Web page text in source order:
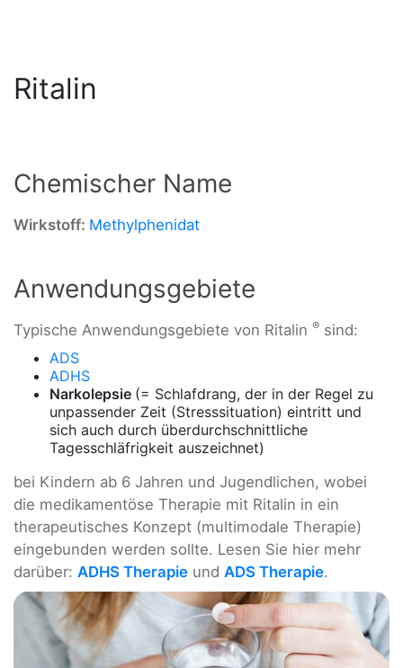
Ritalin
Chemischer Name
Wirkstoff: Methylphenidat
Anwendungsgebiete
Typische Anwendungsgebiete von Ritalin ® sind:
ADS
ADHS
Narkolepsie (= Schlafdrang, der in der Regel zu
unpassender Zeit (Stresssituation) eintritt und
sich auch durch überdurchschnittliche
Tagesschläfrigkeit auszeichnet)
bei Kindern ab 6 Jahren und Jugendlichen, wobei
die medikamentöse Therapie mit Ritalin in ein
therapeutisches Konzept (multimodale Therapie)
eingebunden werden sollte. Lesen Sie hier mehr
darüber: ADHS Therapie und ADS Therapie.